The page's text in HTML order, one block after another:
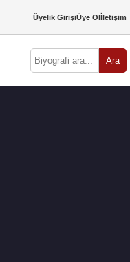
Üyelik GirişiÜye Olİletişim
Ara